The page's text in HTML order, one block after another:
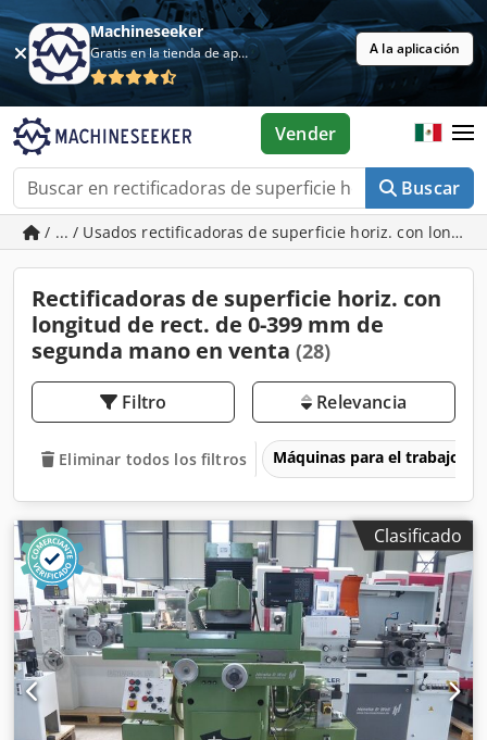
Machineseeker
Gratis en la tienda de aplicaciones A la aplicación
Buscar
Vender
/ ... / Usados rectificadoras de superficie horiz. con
Rectificadoras de superficie horiz. con
longitud de rect. de 0-399 mm de
segunda mano en venta (28)
Filtro Relevancia
Eliminar todos los filtros Máquinas para el trabajo
Clasificado